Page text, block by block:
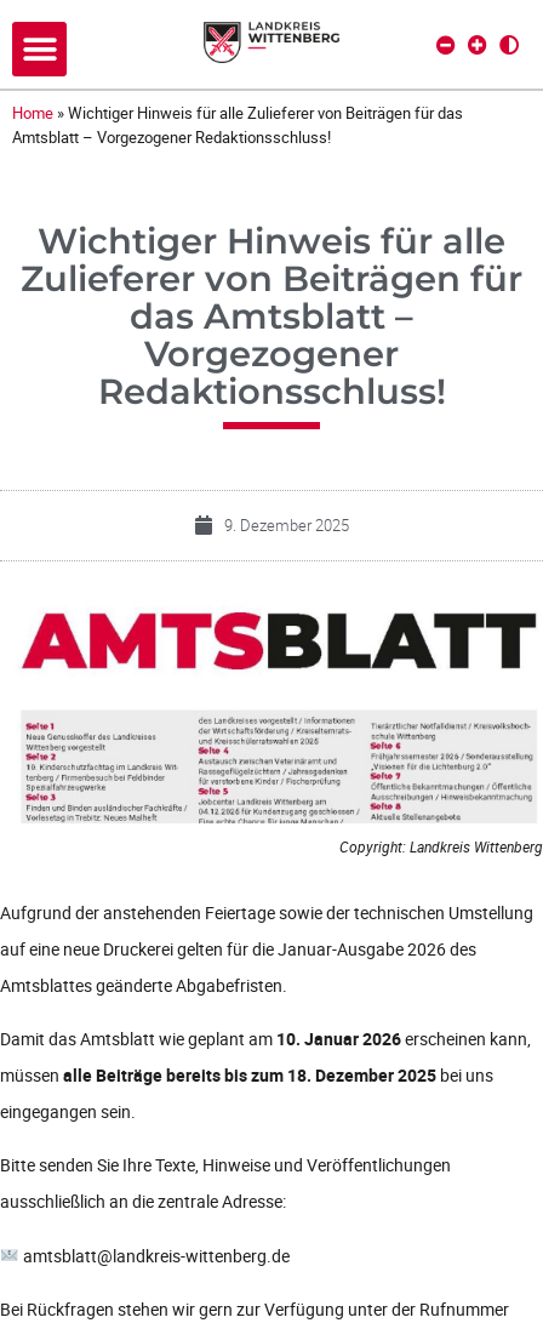
Home »Wichtiger Hinweis für alle Zulieferer von Beiträgen für das
Amtsblatt – Vorgezogener Redaktionsschluss!
Wichtiger Hinweis für alle
Zulieferer von Beiträgen für
das Amtsblatt –
Vorgezogener
Redaktionsschluss!
9. Dezember 2025
Copyright: Landkreis Wittenberg
Aufgrund der anstehenden Feiertage sowie der technischen Umstellung
auf eine neue Druckerei gelten für die Januar-Ausgabe 2026 des
Amtsblattes geänderte Abgabefristen.
Damit das Amtsblatt wie geplant am 10. Januar 2026erscheinen kann,
müssen alle Beiträge bereits bis zum 18. Dezember 2025 bei uns
eingegangen sein.
Bitte senden Sie Ihre Texte, Hinweise und Veröffentlichungen
ausschließlich an die zentrale Adresse:
amtsblatt@landkreis-wittenberg.de
Bei Rückfragen stehen wir gern zur Verfügung unter der Rufnummer